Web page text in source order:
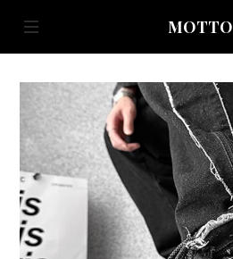
MOTTO